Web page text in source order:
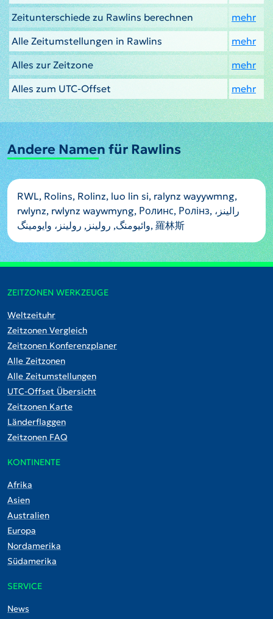
Zeitunterschiede zu Rawlins berechnen
mehr
Alle Zeitumstellungen in Rawlins
mehr
Alles zur Zeitzone
mehr
Alles zum UTC-Offset
mehr
Andere Namen für Rawlins
RWL, Rolins, Rolinz, luo lin si, ralynz wayywmng,
rwlynz, rwlynz waywmyng, Ролинс, Ролінз, رالینز،
وائیومنگ, رولينز, رولینز، وایومینگ, 羅林斯
ZEITZONEN WERKZEUGE
Weltzeituhr
Zeitzonen Vergleich
Zeitzonen Konferenzplaner
Alle Zeitzonen
Alle Zeitumstellungen
UTC-Offset Übersicht
Zeitzonen Karte
Länderflaggen
Zeitzonen FAQ
KONTINENTE
Afrika
Asien
Australien
Europa
Nordamerika
Südamerika
SERVICE
News